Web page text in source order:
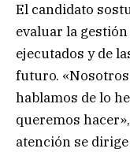
El candidato
evaluar la
ejecutados y de
futuro.
hablamos de lo
queremos
atención se